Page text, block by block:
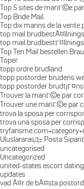
Top 5 sites de mariГ©e
Top Bride Mail.
Top dix marins de la
top mail
top mail
Top Ten Mail bestellen
Toper
topp ordre brudland
topp postorder brudens
topp postorder
Trouver la mariГ©e par
Trouver une mariГ©e par
trova la sposa per
trova una sposa per
UluslararasД± Posta
uncategorised
Uncategorized
united-states escort
updates
vad Ã¤r de bÃ¤sta